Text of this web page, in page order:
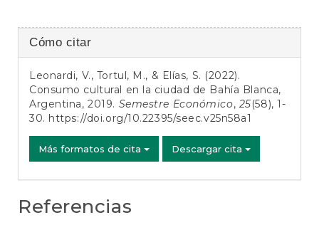
Detalles
del
artículo
Cómo citar
Leonardi, V., Tortul, M., & Elías, S. (2022).
Consumo cultural en la ciudad de Bahía Blanca,
Argentina, 2019. Semestre Económico, 25(58), 1-
30. https://doi.org/10.22395/seec.v25n58a1
Más formatos de cita Descargar cita
Referencias